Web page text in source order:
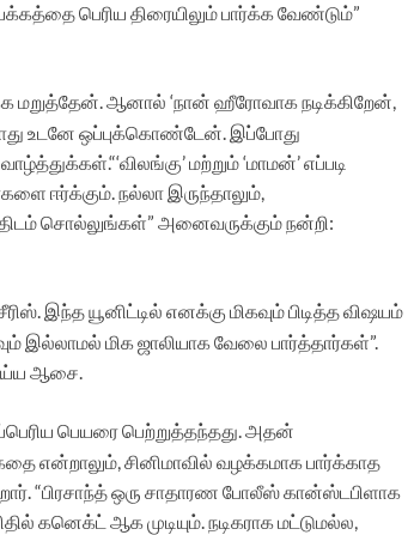
பெரிய திரையிலும் பார்க்க வேண்டும்”
மறுத்தேன். ஆனால் ‘நான் ஹீரோவாக நடிக்கிறேன்,
உடனே ஒப்புக்கொண்டேன். இப்போது
மற்றும் ‘மாமன்’ எப்படி
ஈர்க்கும். நல்லா இருந்தாலும்,
சொல்லுங்கள்” அனைவருக்கும் நன்றி:
இந்த யூனிட்டில் எனக்கு மிகவும் பிடித்த விஷயம்
மிக ஜாலியாக வேலை பார்த்தார்கள்”.
ஆசை.
பெயரை பெற்றுத்தந்தது. அதன்
என்றாலும், சினிமாவில் வழக்கமாக பார்க்காத
“பிரசாந்த் ஒரு சாதாரண போலீஸ் கான்ஸ்டபிளாக
கனெக்ட் ஆக முடியும். நடிகராக மட்டுமல்ல,